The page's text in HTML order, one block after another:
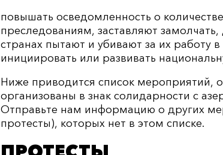
повышать осведомленность о
преследованиям, заставляют
странах пытают и убивают за их работу в
инициировать или развивать
Ниже приводится список мероприятий,
организованы в знак солидарности с
Отправьте нам информацию о других
протесты), которых нет в этом списке.